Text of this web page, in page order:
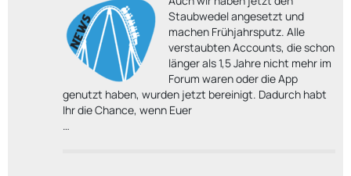
Staubwedel angesetzt und
machen Frühjahrsputz. Alle
verstaubten Accounts, die schon
länger als 1,5 Jahre nicht mehr im
Forum waren oder die App
genutzt haben, wurden jetzt bereinigt. Dadurch habt
Ihr die Chance, wenn Euer
…